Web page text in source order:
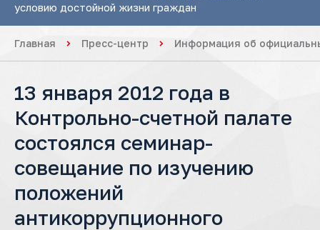
условию достойной жизни граждан
Главная Пресс-центр Информация об
13 января 2012 года в
Контрольно-счетной палате
состоялся семинар-
совещание по изучению
положений
антикоррупционного